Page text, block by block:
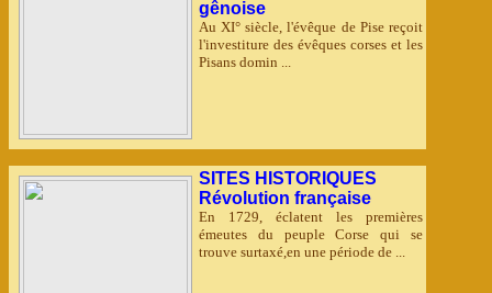
gênoise
Au XI° siècle, l'évêque de Pise reçoit
l'investiture des évêques corses et les
Pisans domin ...
SITES HISTORIQUES
Révolution française
En 1729, éclatent les premières
émeutes du peuple Corse qui se
trouve surtaxé,en une période de ...